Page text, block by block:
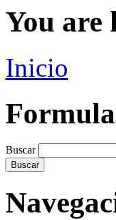
You are
Inicio
Buscar